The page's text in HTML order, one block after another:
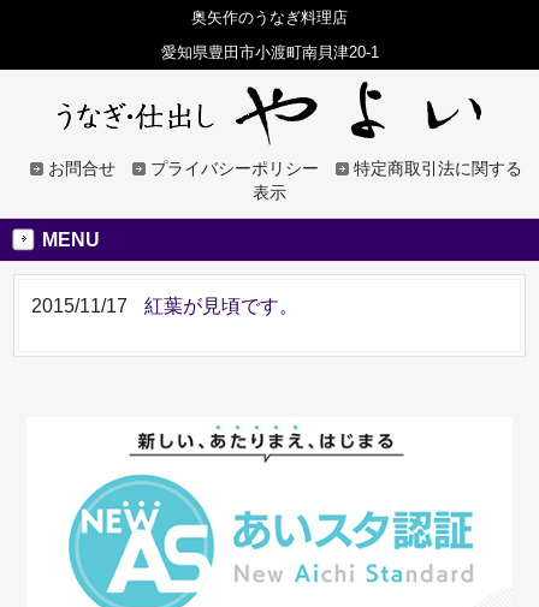
奥矢作のうなぎ料理店
愛知県豊田市小渡町南貝津20-1
お問合せ プライバシーポリシー
特定商取引法に関する
表示
MENU
2015/11/17 紅葉が見頃です。